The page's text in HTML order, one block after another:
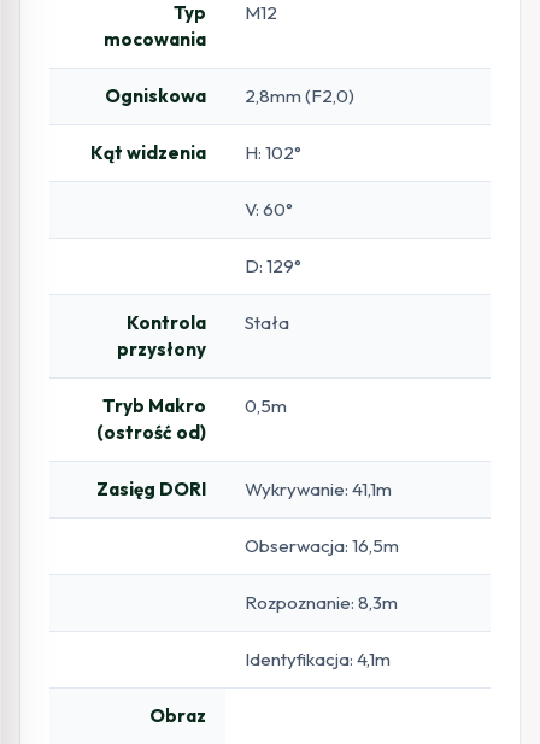
Typ
mocowania
M12
Ogniskowa 2,8mm (F2,0)
Kąt widzenia H: 102°
V: 60°
D: 129°
Kontrola
przysłony
Stała
Tryb Makro
(ostrość od)
0,5m
Zasięg DORI Wykrywanie: 41,1m
Obserwacja: 16,5m
Rozpoznanie: 8,3m
Identyfikacja: 4,1m
Obraz